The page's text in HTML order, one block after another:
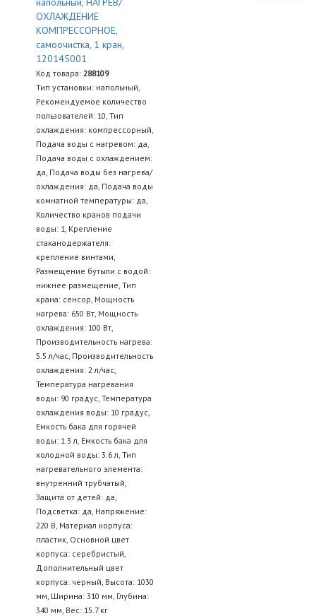
ОХЛАЖДЕНИЕ
КОМПРЕССОРНОЕ,
самоочистка, 1 кран,
120145001
Код товара: 288109
Тип установки: напольный,
Рекомендуемое количество
пользователей: 10, Тип
охлаждения: компрессорный,
Подача воды с нагревом: да,
Подача воды с охлаждением:
да, Подача воды без нагрева/
охлаждения: да, Подача воды
комнатной температуры: да,
Количество кранов подачи
воды: 1, Крепление
стаканодержателя:
крепление винтами,
Размещение бутыли с водой:
нижнее размещение, Тип
крана: сенсор, Мощность
нагрева: 650 Вт, Мощность
охлаждения: 100 Вт,
Производительность нагрева:
5.5 л/час, Производительность
охлаждения: 2 л/час,
Температура нагревания
воды: 90 градус, Температура
охлаждения воды: 10 градус,
Емкость бака для горячей
воды: 1.3 л, Емкость бака для
холодной воды: 3.6 л, Тип
нагревательного элемента:
внутренний трубчатый,
Защита от детей: да,
Подсветка: да, Напряжение:
220 В, Материал корпуса:
пластик, Основной цвет
корпуса: серебристый,
Дополнительный цвет
корпуса: черный, Высота: 1030
мм, Ширина: 310 мм, Глубина:
340 мм, Вес: 15.7 кг